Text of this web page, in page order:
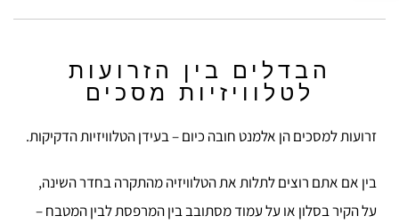
הבדלים בין הזרועות
לטלוויזיות מסכים
זרועות למסכים הן אלמנט חובה כיום – בעידן הטלוויזיות הדקיקות.
בין אם אתם רוצים לתלות את הטלוויזיה מהתקרה בחדר השינה,
על הקיר בסלון או על עמוד מסתובב בין המרפסת לבין המטבח –